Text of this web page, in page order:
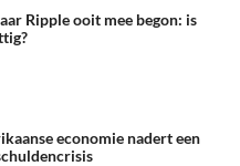
Ripple ooit mee begon: is
economie nadert een